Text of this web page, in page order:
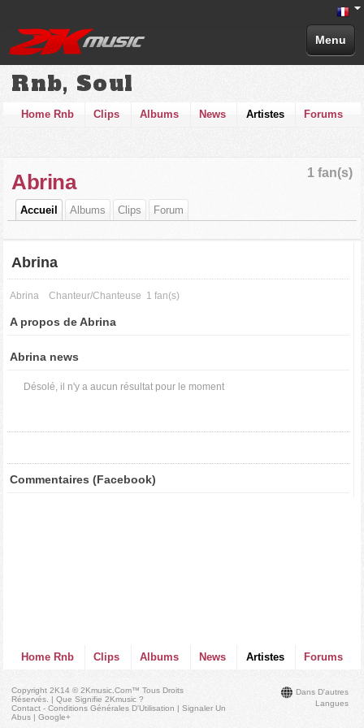
Menu
Rnb, Soul
Home Rnb Clips Albums News Artistes Forums
1 fan(s)
Abrina
Accueil Albums Clips Forum
Abrina
Abrina Chanteur/Chanteuse 1 fan(s)
A propos de Abrina
Abrina news
Désolé, il n'y a aucun résultat pour le moment
Commentaires (Facebook)
Home Rnb Clips Albums News Artistes Forums
Dans D'autres
Langues
Copyright 2K14 © 2Kmusic.com™Tous Droits
Réservés . |Que Signifie 2Kmusic ?
Contact - Conditions Générales D'Utilisation |Signaler Un
Abus |Google+